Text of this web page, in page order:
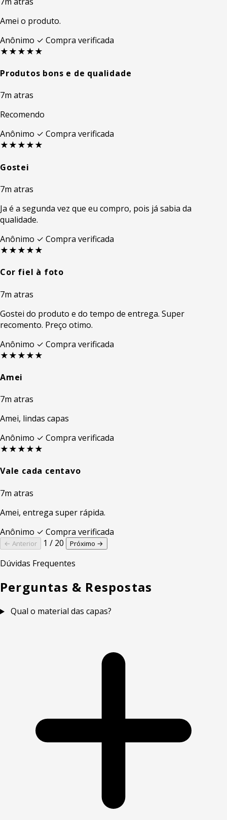
Amei o produto.
Anônimo ✓ Compra verificada
★★★★★
Produtos bons e de qualidade
7m atras
Recomendo
Anônimo ✓ Compra verificada
★★★★★
Gostei
7m atras
Ja é a segunda vez que eu compro, pois já sabia da
qualidade.
Anônimo ✓ Compra verificada
★★★★★
Cor fiel à foto
7m atras
Gostei do produto e do tempo de entrega. Super
recomento. Preço otimo.
Anônimo ✓ Compra verificada
★★★★★
Amei
7m atras
Amei, lindas capas
Anônimo ✓ Compra verificada
★★★★★
Vale cada centavo
7m atras
Amei, entrega super rápida.
Anônimo ✓ Compra verificada
← Anterior 1 / 20 Próximo →
Dúvidas Frequentes
Perguntas & Respostas
Qual o material das capas?